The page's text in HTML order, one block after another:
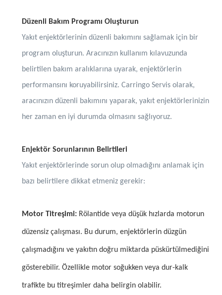
Düzenli Bakım Programı Oluşturun
Yakıt enjektörlerinin düzenli bakımını sağlamak için bir
program oluşturun. Aracınızın kullanım kılavuzunda
belirtilen bakım aralıklarına uyarak, enjektörlerin
performansını koruyabilirsiniz. Carringo Servis olarak,
aracınızın düzenli bakımını yaparak, yakıt enjektörlerinizin
her zaman en iyi durumda olmasını sağlıyoruz.
Enjektör Sorunlarının Belirtileri
Yakıt enjektörlerinde sorun olup olmadığını anlamak için
bazı belirtilere dikkat etmeniz gerekir:
Motor Titreşimi: Rölantide veya düşük hızlarda motorun
düzensiz çalışması. Bu durum, enjektörlerin düzgün
çalışmadığını ve yakıtın doğru miktarda püskürtülmediğini
gösterebilir. Özellikle motor soğukken veya dur-kalk
trafikte bu titreşimler daha belirgin olabilir.